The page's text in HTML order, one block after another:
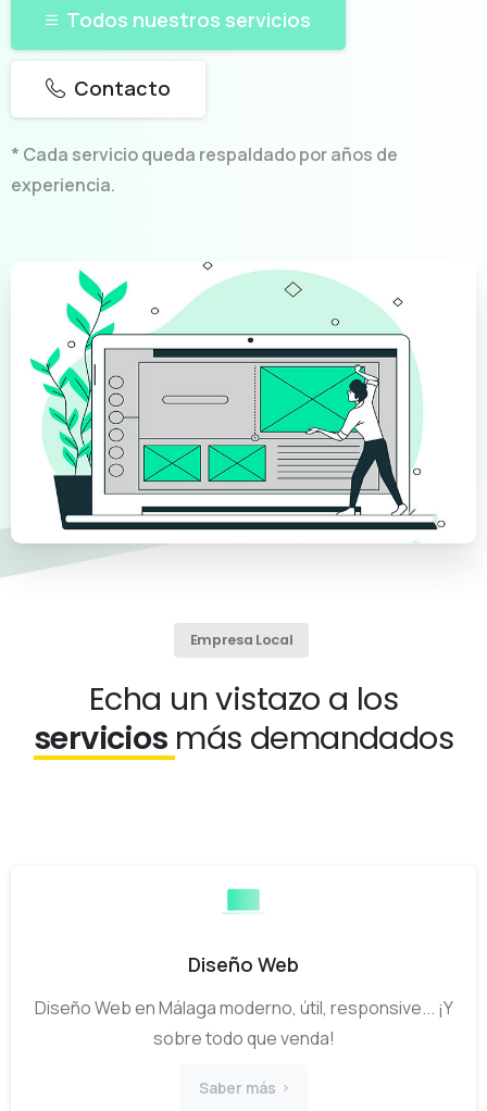
Todos nuestros servicios
Contacto
* Cada servicio queda respaldado por años de
experiencia.
Empresa Local
Echa un vistazo a los
servicios más demandados
Diseño Web
Diseño Web en Málaga moderno, útil, responsive... ¡Y
sobre todo que venda!
Saber más